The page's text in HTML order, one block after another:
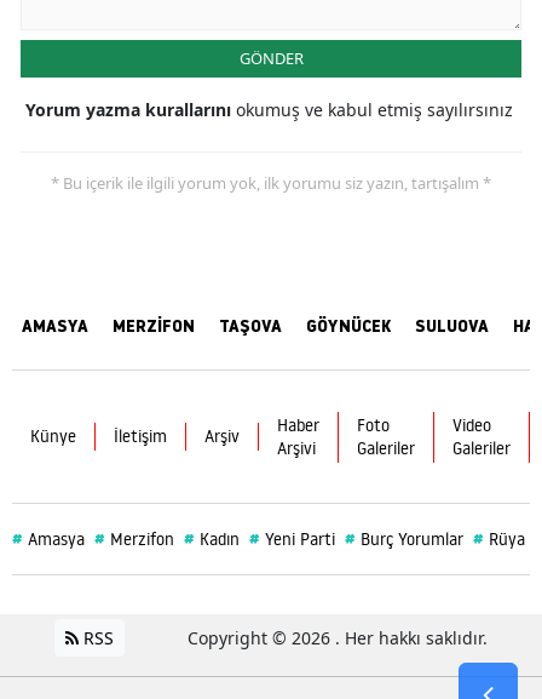
GÖNDER
Yorum yazma kurallarını okumuş ve kabul etmiş sayılırsınız
* Bu içerik ile ilgili yorum yok, ilk yorumu siz yazın, tartışalım *
AMASYA MERZİFON TAŞOVA GÖYNÜCEK SULUOVA
Künye İletişim Arşiv
Haber
Arşivi
Foto
Galeriler
Video
Galeriler
# Amasya # Merzifon # Kadın # Yeni Parti # Burç Yorumlar # Rüya
RSS Copyright © 2026 . Her hakkı saklıdır.